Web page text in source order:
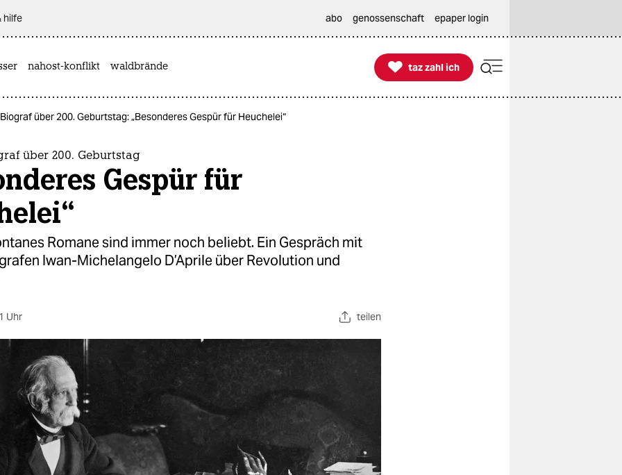
hilfe abo genossenschaft epaper login
nahost-konflikt waldbrände 
taz zahl ich
taz zahl ich
über 200. Geburtstag: „Besonderes Gespür für Heuchelei“
über 200. Geburtstag
Gespür für
Romane sind immer noch beliebt. Ein Gespräch mit
Iwan-Michelangelo D’Aprile über Revolution und
Uhr teilen